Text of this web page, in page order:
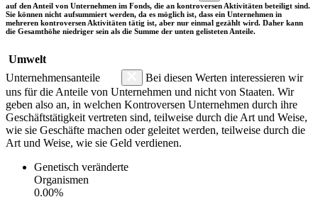
auf den Anteil von Unternehmen im Fonds, die an kontroversen Aktivitäten beteiligt sind.
Sie können nicht aufsummiert werden, da es möglich ist, dass ein Unternehmen in
mehreren kontroversen Aktivitäten tätig ist, aber nur einmal gezählt wird. Daher kann
die Gesamthöhe niedriger sein als die Summe der unten gelisteten Anteile.
Umwelt
Unternehmensanteile
Bei diesen Werten interessieren wir
uns für die Anteile von Unternehmen und nicht von Staaten. Wir
geben also an, in welchen Kontroversen Unternehmen durch ihre
Geschäftstätigkeit vertreten sind, teilweise durch die Art und Weise,
wie sie Geschäfte machen oder geleitet werden, teilweise durch die
Art und Weise, wie sie Geld verdienen.
Genetisch veränderte
Organismen
0.00%